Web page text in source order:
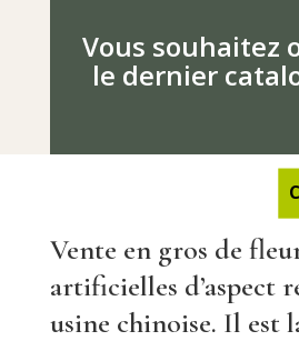
Vous souhaitez
le dernier
Vente en gros de
artificielles d’aspect
usine chinoise. Il est